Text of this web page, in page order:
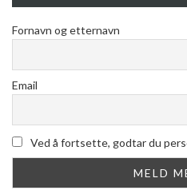
Fornavn og etternavn
Email
Ved å fortsette, godtar du